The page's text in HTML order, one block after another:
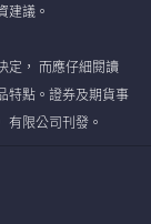
建議。
定， 而應仔細閱讀
特點。證券及期貨事
有限公司刊發。